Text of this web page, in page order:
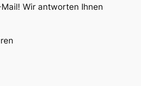
Wir antworten Ihnen